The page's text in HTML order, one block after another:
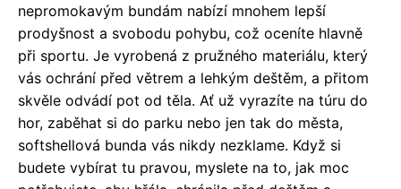
nepromokavým bundám nabízí mnohem lepší
prodyšnost a svobodu pohybu, což oceníte hlavně
při sportu. Je vyrobená z pružného materiálu, který
vás ochrání před větrem a lehkým deštěm, a přitom
skvěle odvádí pot od těla. Ať už vyrazíte na túru do
hor, zaběhat si do parku nebo jen tak do města,
softshellová bunda vás nikdy nezklame. Když si
budete vybírat tu pravou, myslete na to, jak moc